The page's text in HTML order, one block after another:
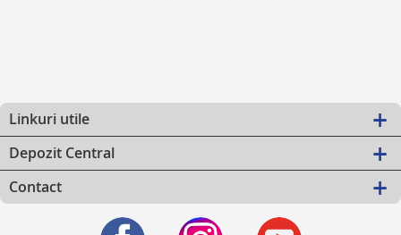
Linkuri utile
Depozit Central
Contact